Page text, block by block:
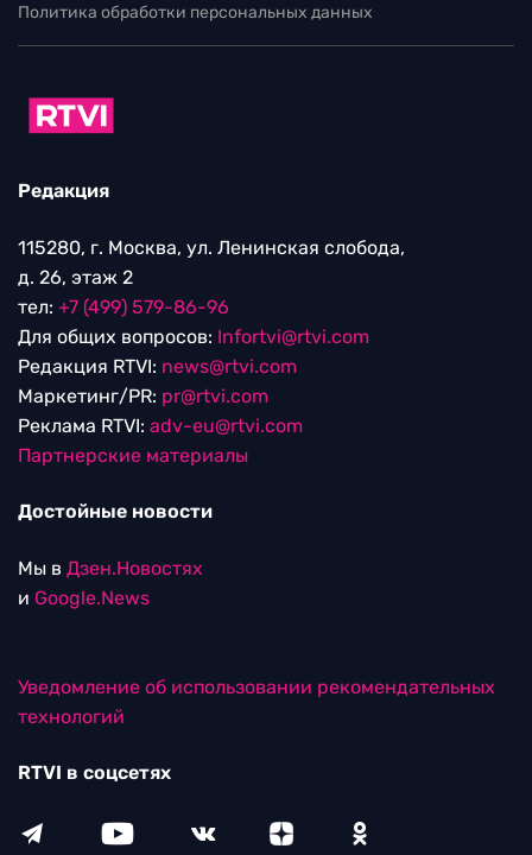
Политика обработки персональных данных
Редакция
115280, г. Москва, ул. Ленинская слобода,
д. 26, этаж 2
тел: +7 (499) 579-86-96
Для общих вопросов: Infortvi@rtvi.com
Редакция RTVI: news@rtvi.com
Маркетинг/PR: pr@rtvi.com
Реклама RTVI: adv-eu@rtvi.com
Партнерские материалы
Достойные новости
Мы в Дзен.Новостях
и Google.News
Уведомление об использовании рекомендательных
технологий
RTVI в соцсетях